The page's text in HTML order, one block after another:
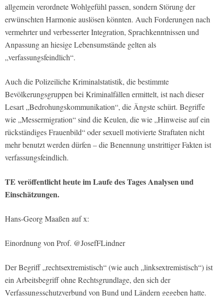
allgemein verordnete Wohlgefühl passen, sondern Störung der
erwünschten Harmonie auslösen könnten. Auch Forderungen nach
vermehrter und verbesserter Integration, Sprachkenntnissen und
Anpassung an hiesige Lebensumstände gelten als
„verfassungsfeindlich“.
Auch die Polizeiliche Kriminalstatistik, die bestimmte
Bevölkerungsgruppen bei Kriminalfällen ermittelt, ist nach dieser
Lesart „Bedrohungskommunikation“, die Ängste schürt. Begriffe
wie „Messermigration“ sind die Keulen, die wie „Hinweise auf ein
rückständiges Frauenbild“ oder sexuell motivierte Straftaten nicht
mehr benutzt werden dürfen – die Benennung unstrittiger Fakten ist
verfassungsfeindlich.
TE veröffentlicht heute im Laufe des Tages Analysen und
Einschätzungen.
Hans-Georg Maaßen auf x:
Einordnung von Prof. @JosefFLindner
Der Begriff „rechtsextremistisch“ (wie auch „linksextremistisch“) ist
ein Arbeitsbegriff ohne Rechtsgrundlage, den sich der
Verfassungsschutzverbund von Bund und Ländern gegeben hatte.